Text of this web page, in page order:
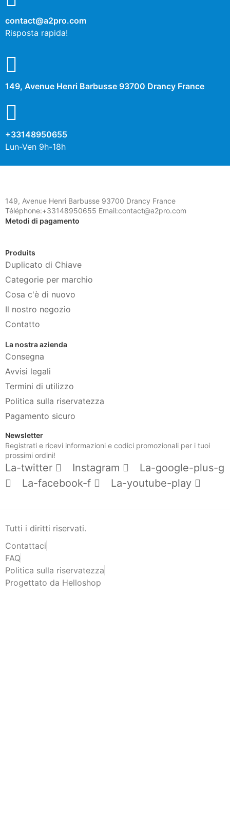
contact@a2pro.com
Risposta rapida!
149, Avenue Henri Barbusse 93700 Drancy France
+33148950655
Lun-Ven 9h-18h
149, Avenue Henri Barbusse 93700 Drancy France
Téléphone:+33148950655 Email:contact@a2pro.com
Metodi di pagamento
Produits
Duplicato di Chiave
Categorie per marchio
Cosa c'è di nuovo
Il nostro negozio
Contatto
La nostra azienda
Consegna
Avvisi legali
Termini di utilizzo
Politica sulla riservatezza
Pagamento sicuro
Newsletter
Registrati e ricevi informazioni e codici promozionali per i tuoi
prossimi ordini!
La-twitter Instagram
La-google-plus-g
La-facebook-f
La-youtube-play
Tutti i diritti riservati.
Contattaci
FAQ
Politica sulla riservatezza
Progettato da Helloshop